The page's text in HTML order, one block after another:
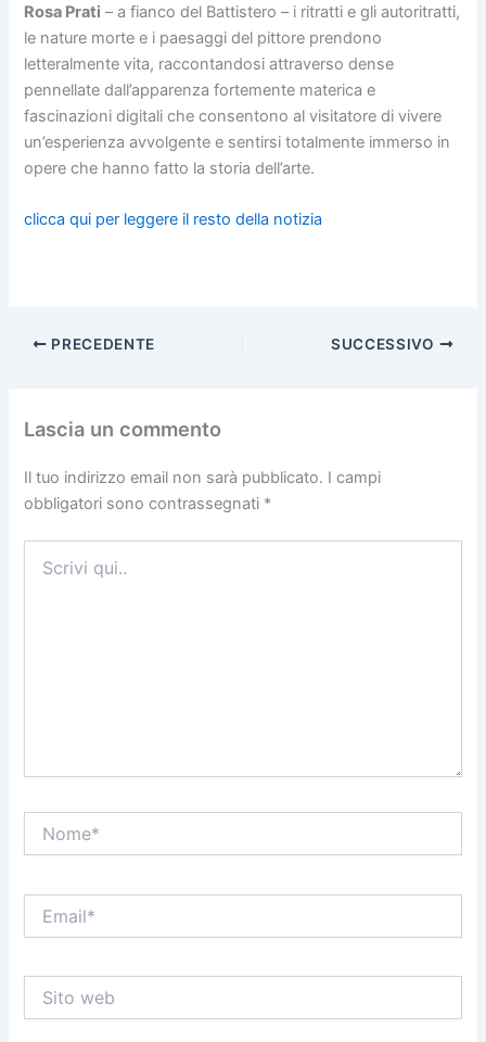
Rosa Prati – a fianco del Battistero – i ritratti e gli autoritratti,
le nature morte e i paesaggi del pittore prendono
letteralmente vita, raccontandosi attraverso dense
pennellate dall’apparenza fortemente materica e
fascinazioni digitali che consentono al visitatore di vivere
un’esperienza avvolgente e sentirsi totalmente immerso in
opere che hanno fatto la storia dell’arte.
clicca qui per leggere il resto della notizia
PRECEDENTE SUCCESSIVO
Lascia un commento
Il tuo indirizzo email non sarà pubblicato. I campi
obbligatori sono contrassegnati *
qui..
web